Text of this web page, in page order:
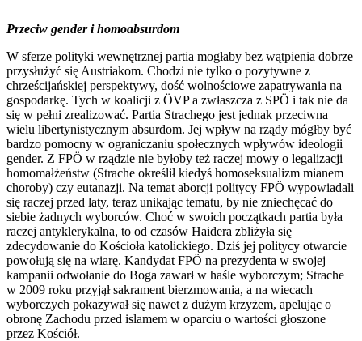
Przeciw gender i homoabsurdom
W sferze polityki wewnętrznej partia mogłaby bez wątpienia dobrze
przysłużyć się Austriakom. Chodzi nie tylko o pozytywne z
chrześcijańskiej perspektywy, dość wolnościowe zapatrywania na
gospodarkę. Tych w koalicji z ÖVP a zwłaszcza z SPÖ i tak nie da
się w pełni zrealizować. Partia Strachego jest jednak przeciwna
wielu libertynistycznym absurdom. Jej wpływ na rządy mógłby być
bardzo pomocny w ograniczaniu społecznych wpływów ideologii
gender. Z FPÖ w rządzie nie byłoby też raczej mowy o legalizacji
homomałżeństw (Strache określił kiedyś homoseksualizm mianem
choroby) czy eutanazji. Na temat aborcji politycy FPÖ wypowiadali
się raczej przed laty, teraz unikając tematu, by nie zniechęcać do
siebie żadnych wyborców. Choć w swoich początkach partia była
raczej antyklerykalna, to od czasów Haidera zbliżyła się
zdecydowanie do Kościoła katolickiego. Dziś jej politycy otwarcie
powołują się na wiarę. Kandydat FPÖ na prezydenta w swojej
kampanii odwołanie do Boga zawarł w haśle wyborczym; Strache
w 2009 roku przyjął sakrament bierzmowania, a na wiecach
wyborczych pokazywał się nawet z dużym krzyżem, apelując o
obronę Zachodu przed islamem w oparciu o wartości głoszone
przez Kościół.